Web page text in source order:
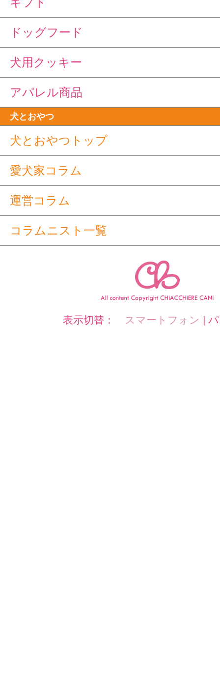
ドッグフード
犬用クッキー
アパレル商品
犬とおやつ
犬とおやつトップ
愛犬家コラム
運営コラム
コラムニスト一覧
表示切替： スマートフォン |